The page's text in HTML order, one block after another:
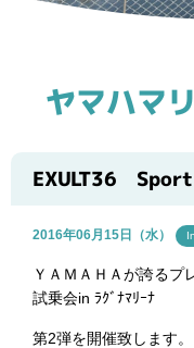
ボート販売
艤装
ブログ
ヤマハマ
EXULT36
2016年06月15日（水）
ＹＡＭＡＨＡが誇るプ
試乗会in ﾗｸﾞﾅﾏﾘｰﾅ
第2弾を開催致します。